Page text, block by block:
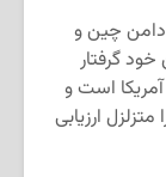
دامن چین و
گرفتار
است و
ارزیابی